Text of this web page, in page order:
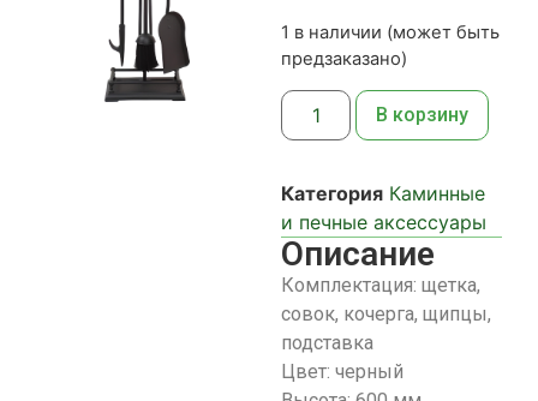
1 в наличии (может быть
предзаказано)
В корзину
Категория Каминные
и печные аксессуары
Описание
Комплектация: щетка,
совок, кочерга, щипцы,
подставка
Цвет: черный